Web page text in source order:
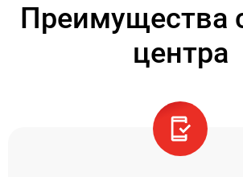
Преимущества
центра